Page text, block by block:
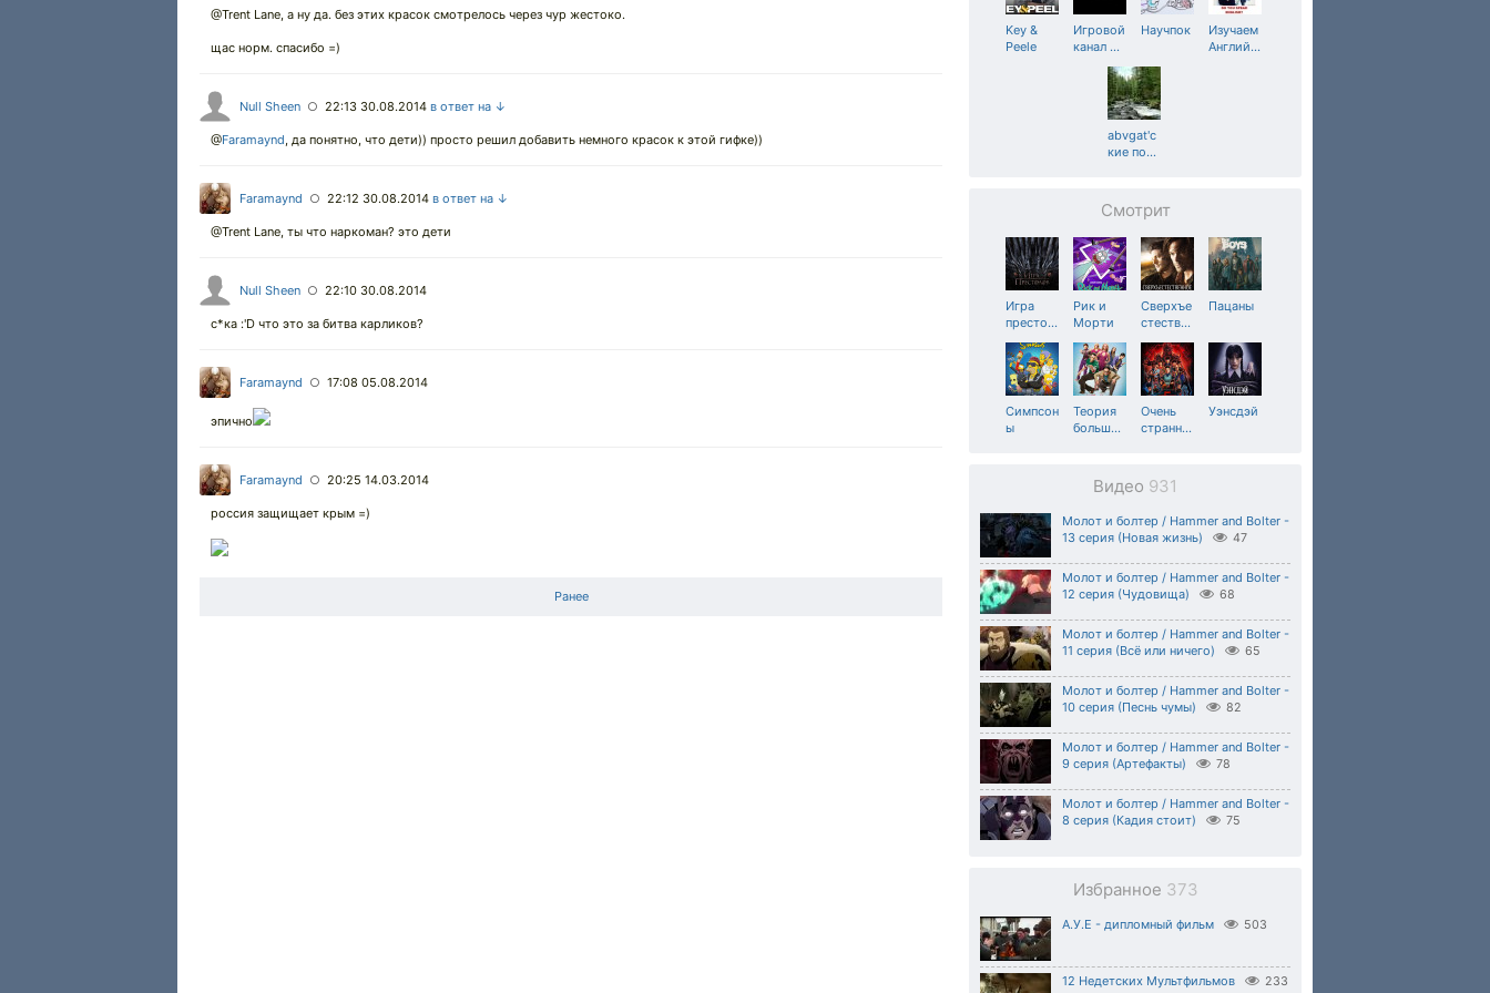
@Trent Lane, а ну да. без этих красок смотрелось через чур жестоко.
щас норм. спасибо =)
Null Sheen ○ 22:13 30.08.2014 в ответ на ↓
@Faramaynd, да понятно, что дети)) просто решил добавить немного красок к этой гифке))
Faramaynd ○ 22:12 30.08.2014 в ответ на ↓
@Trent Lane, ты что наркоман? это дети
Null Sheen ○ 22:10 30.08.2014
с*ка :'D что это за битва карликов?
Faramaynd ○ 17:08 05.08.2014
эпично
Faramaynd ○ 20:25 14.03.2014
россия защищает крым =)
Ранее
Key &
Peele
Игровой
канал …
Научпок
Изучаем
Англий…
abvgat'с
кие по…
Смотрит
Игра
престо…
Рик и
Морти
Сверхъе
стеств…
Пацаны
Симпсон
ы
Теория
больш…
Очень
странн…
Уэнсдэй
Видео 931
Молот и болтер / Hammer and Bolter -
13 серия (Новая жизнь)
47
Молот и болтер / Hammer and Bolter -
12 серия (Чудовища)
68
Молот и болтер / Hammer and Bolter -
11 серия (Всё или ничего)
65
Молот и болтер / Hammer and Bolter -
10 серия (Песнь чумы)
82
Молот и болтер / Hammer and Bolter -
9 серия (Артефакты)
78
Молот и болтер / Hammer and Bolter -
8 серия (Кадия стоит)
75
Избранное 373
А.У.Е - дипломный фильм 503
12 Недетских Мультфильмов 233